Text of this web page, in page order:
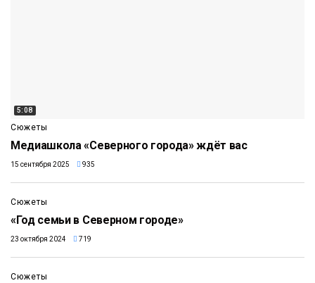
5:08
Сюжеты
Медиашкола «Северного города» ждёт вас
15 сентября 2025 935
2:36
Сюжеты
«Год семьи в Северном городе»
23 октября 2024 719
2:49
Сюжеты